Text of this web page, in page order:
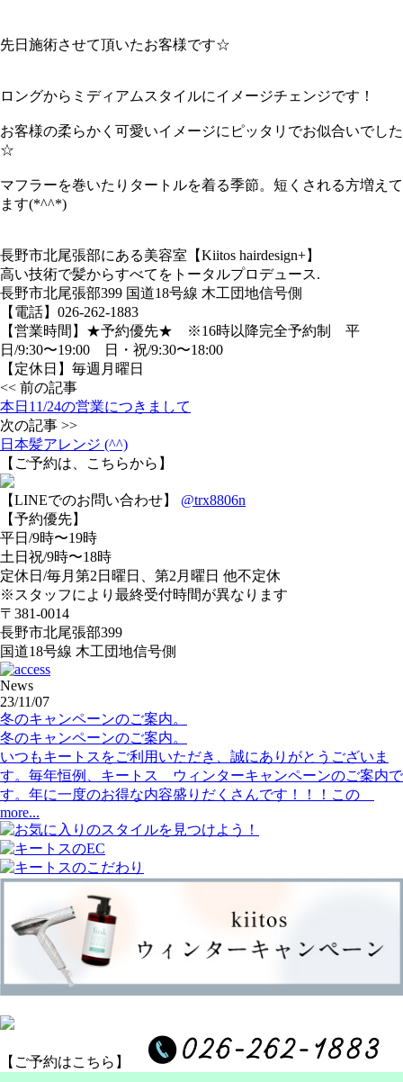
先日施術させて頂いたお客様です☆
ロングからミディアムスタイルにイメージチェンジです！
お客様の柔らかく可愛いイメージにピッタリでお似合いでした
☆
マフラーを巻いたりタートルを着る季節。短くされる方増えて
ます(*^^*)
長野市北尾張部にある美容室【Kiitos hairdesign+】
高い技術で髪からすべてをトータルプロデュース.
長野市北尾張部399 国道18号線 木工団地信号側
【電話】026-262-1883
【営業時間】★予約優先★ ※16時以降完全予約制 平
日/9:30〜19:00 日・祝/9:30〜18:00
【定休日】毎週月曜日
<< 前の記事
本日11/24の営業につきまして
次の記事 >>
日本髪アレンジ (^^)
【ご予約は、こちらから】
【LINEでのお問い合わせ】 @trx8806n
【予約優先】
平日/9時〜19時
土日祝/9時〜18時
定休日/毎月第2日曜日、第2月曜日 他不定休
※スタッフにより最終受付時間が異なります
〒381-0014
長野市北尾張部399
国道18号線 木工団地信号側
News
23/11/07
冬のキャンペーンのご案内。
冬のキャンペーンのご案内。
いつもキートスをご利用いただき、誠にありがとうございま
す。毎年恒例、キートス ウィンターキャンペーンのご案内で
す。年に一度のお得な内容盛りだくさんです！！！この
more...
【ご予約はこちら】